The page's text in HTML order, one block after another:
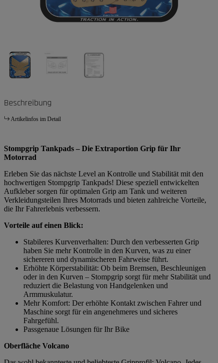
Beschreibung
Artikelinfos im Detail
Stompgrip Tankpads – Die Extraportion Grip für Ihr
Motorrad
Erleben Sie das nächste Level an Kontrolle und Stabilität mit den
hochwertigen Stompgrip Tankpads! Diese speziell entwickelten
Aufkleber sorgen für optimalen Grip am Tank und weiteren
Verkleidungsteilen Ihres Motorrads und bieten zahlreiche Vorteile,
die Ihr Fahrerlebnis verbessern.
Vorteile auf einen Blick:
Stabileres Kurvenverhalten: Durch den verbesserten Grip
haben Sie mehr Kontrolle in den Kurven, was zu einer
sichereren und dynamischeren Fahrweise führt.
Erhöhte Körperstabilität: Ob beim Bremsen, Beschleunigen
oder in den Kurven – Stompgrip sorgt für mehr Stabilität und
reduziert die Belastung von Handgelenken und
Armmuskulatur.
Mehr Komfort: Der erhöhte Kontakt zwischen Fahrer und
Maschine sorgt für ein angenehmeres und sicheres
Fahrgefühl.
Passgenaue Lösungen für Ihr Bike
Oberfläche Volcano